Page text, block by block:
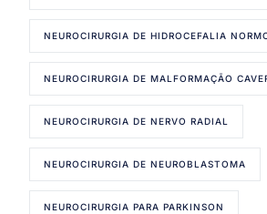
NEUROCIRURGIA DE HIDROCEFALIA
NEUROCIRURGIA DE MALFORMAÇÃO
NEUROCIRURGIA DE NERVO RADIAL
NEUROCIRURGIA DE NEUROBLASTOMA
NEUROCIRURGIA PARA PARKINSON